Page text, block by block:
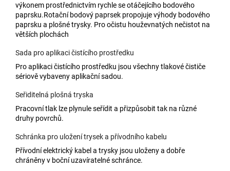
výkonem prostřednictvím rychle se otáčejícího bodového
paprsku.Rotační bodový paprsek propojuje výhody bodového
paprsku a plošné trysky. Pro očistu houževnatých nečistot na
větších plochách
Sada pro aplikaci čistícího prostředku
Pro aplikaci čistícího prostředku jsou všechny tlakové čističe
sériově vybaveny aplikační sadou.
Seřiditelná plošná tryska
Pracovní tlak lze plynule seřídit a přizpůsobit tak na různé
druhy povrchů.
Schránka pro uložení trysek a přívodního kabelu
Přívodní elektrický kabel a trysky jsou uloženy a dobře
chráněny v boční uzavíratelné schránce.